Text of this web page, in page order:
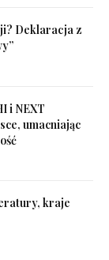
Deklaracja z
i NEXT
umacniając
kraje